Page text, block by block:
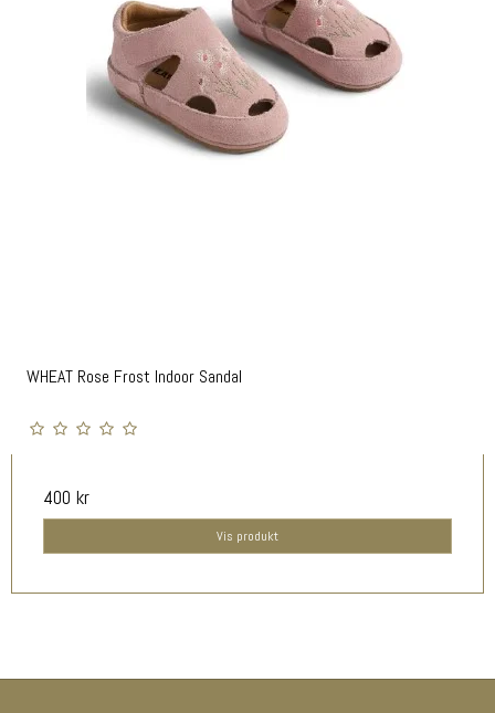
WHEAT Rose Frost Indoor Sandal
400 kr
Vis produkt